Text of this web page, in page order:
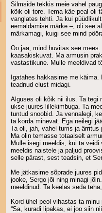
Silmside tekkis meie vahel
kõik oli tore. Tema käe peal oli
vanglates tehti. Ja kui
eemaldamise märke –, oli see
märkamagi, kuigi see mind
Oo jaa, mind huvitas see
kaasakiskuvat. Ma armusin
vastastikune. Mulle meeldivad
Igatahes hakkasime me
teadnud elust midagi.
Alguses oli kõik nii ilus. Ta tegi
ukse juures lillekimbuga. Ta
tuntud snoobid. Ja vennalegi,
ta korda minevat. Ega neilegi
Ta oli, jah, vahel turris ja
Ma olin temasse totaalselt
Mulle isegi meeldis, kui ta
meeldis naistele ja paljud
selle pärast, sest teadsin, et
Me jätkasime sõprade juures
jooke, Sergo jõi ning minagi
meeldinud. Ta keelas seda
Kord ühel peol vihastas ta
“Sa, kuradi lipakas, ei joo siin